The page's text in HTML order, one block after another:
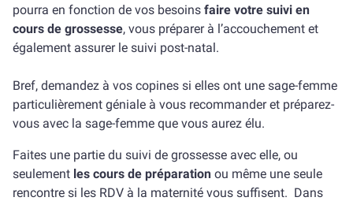
pourra en fonction de vos besoins faire votre suivi en
cours de grossesse, vous préparer à l’accouchement et
également assurer le suivi post-natal.
Bref, demandez à vos copines si elles ont une sage-femme
particulièrement géniale à vous recommander et préparez-
vous avec la sage-femme que vous aurez élu.
Faites une partie du suivi de grossesse avec elle, ou
seulement les cours de préparation ou même une seule
rencontre si les RDV à la maternité vous suffisent. Dans